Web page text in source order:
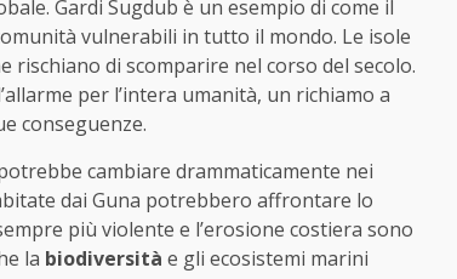
Gardi Sugdub è un esempio di come il
vulnerabili in tutto il mondo. Le isole
rischiano di scomparire nel corso del secolo.
per l’intera umanità, un richiamo a
conseguenze.
cambiare drammaticamente nei
dai Guna potrebbero affrontare lo
più violente e l’erosione costiera sono
la biodiversità e gli ecosistemi marini